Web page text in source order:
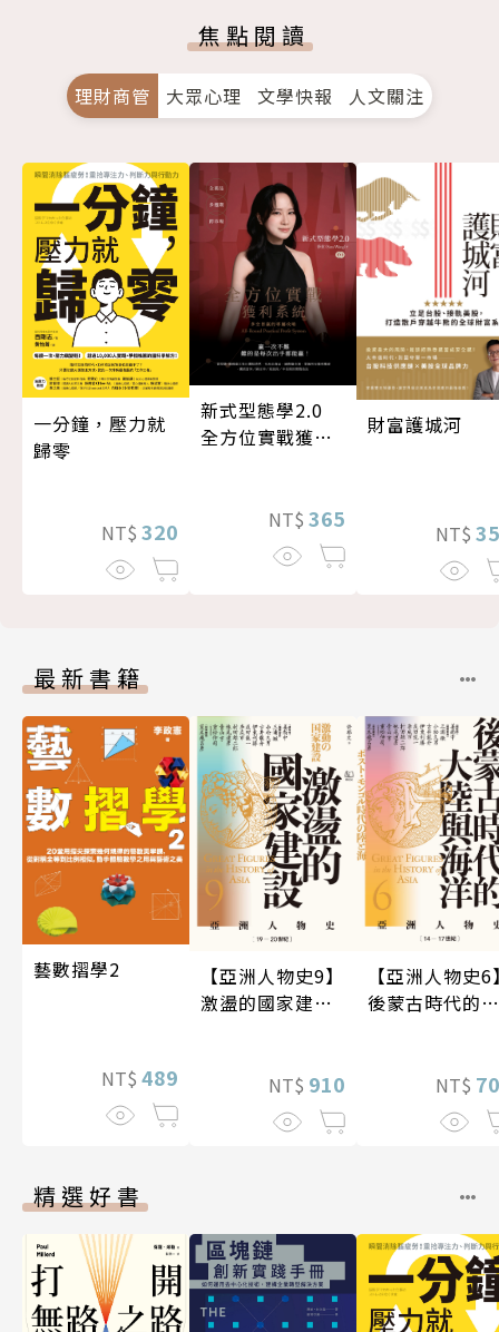
焦點閱讀
理財商管 大眾心理 文學快報 人文關注
一分鐘，壓力就
歸零
NT$ 320
新式型態學2.0
全方位實戰獲利
NT$ 365
財富護城河
NT$
最新書籍
藝數摺學2
NT$ 489
【亞洲人物史9】
激盪的國家建設
NT$ 910
【亞洲人物史6
後蒙古時代的大
NT$
精選好書